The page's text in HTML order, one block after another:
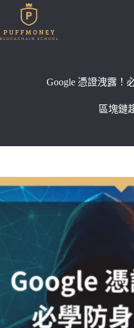
主
Google 憑證洩露！
區塊鏈